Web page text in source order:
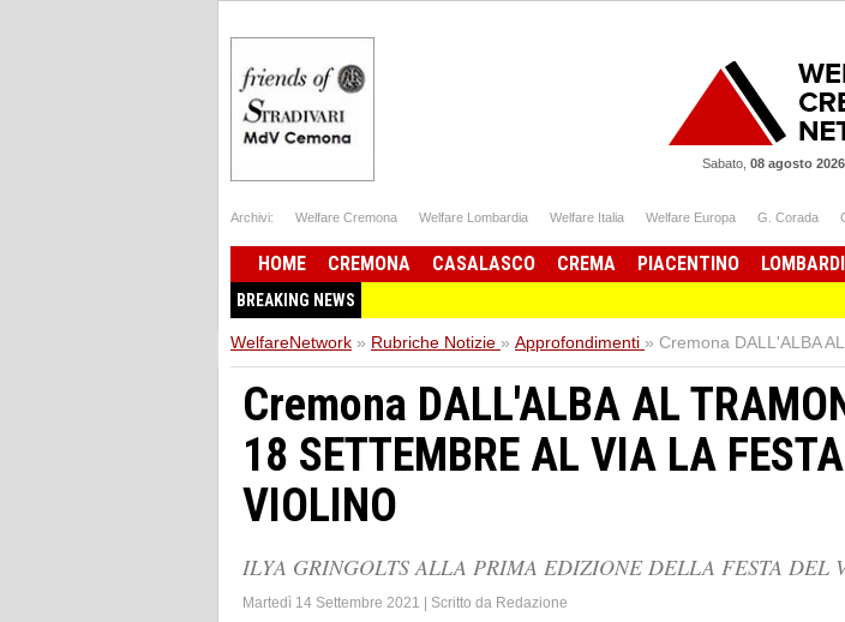
Sabato, 08 agosto 2026
Archivi: Welfare Cremona Welfare Lombardia Welfare Italia Welfare Europa G. Corada
HOME CREMONA CASALASCO CREMA PIACENTINO
BREAKING NEWS
WelfareNetwork » Rubriche Notizie » Approfondimenti » Cremona DALL'ALBA
Cremona DALL'ALBA AL
18 SETTEMBRE AL VIA LA
VIOLINO
ILYA GRINGOLTS ALLA PRIMA EDIZIONE DELLA FESTA DEL
Martedì 14 Settembre 2021 | Scritto da Redazione